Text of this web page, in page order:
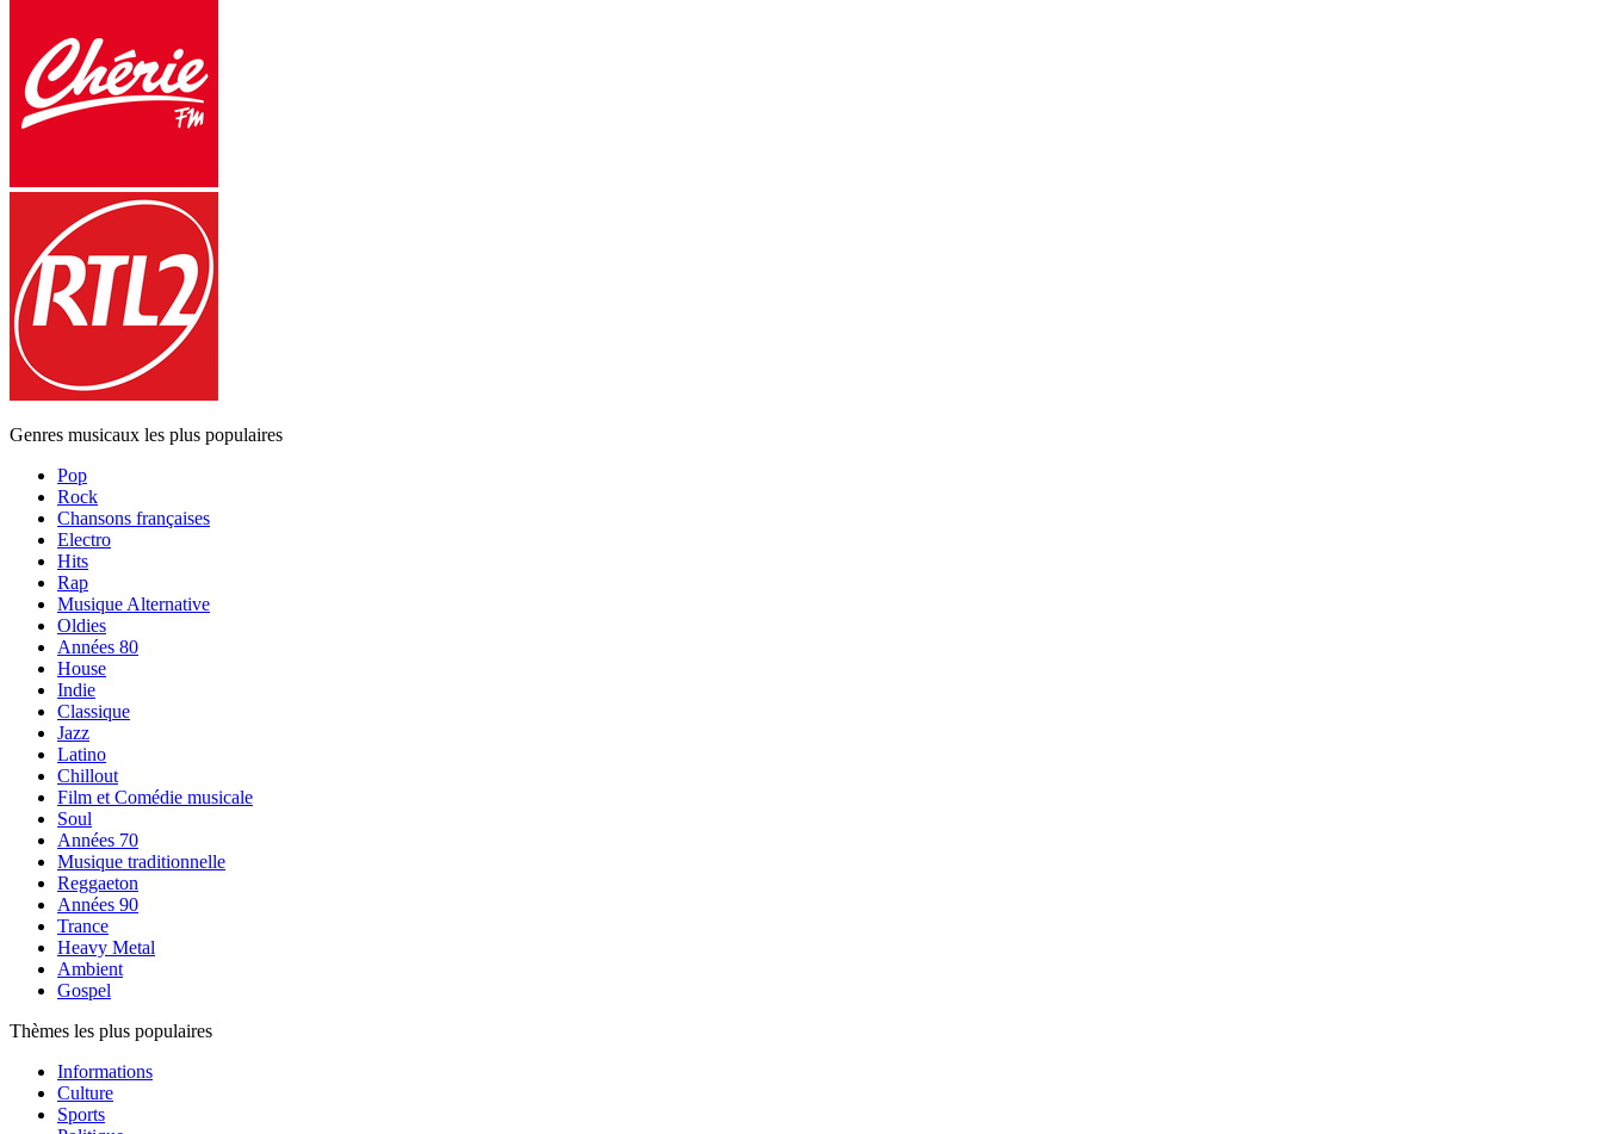
Genres musicaux les plus populaires
Pop
Rock
Chansons françaises
Electro
Hits
Rap
Musique Alternative
Oldies
Années 80
House
Indie
Classique
Jazz
Latino
Chillout
Film et Comédie musicale
Soul
Années 70
Musique traditionnelle
Reggaeton
Années 90
Trance
Heavy Metal
Ambient
Gospel
Thèmes les plus populaires
Informations
Culture
Sports